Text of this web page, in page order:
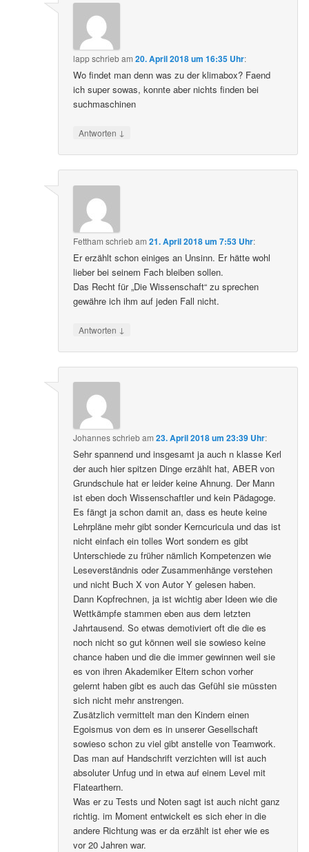
lappschriebam20. April 2018 um 16:35 Uhr:
Wo findet man denn was zu der klimabox? Faend
ich super sowas, konnte aber nichts finden bei
suchmaschinen
Antworten ↓
Fettham schriebam21. April 2018 um 7:53 Uhr:
Er erzählt schon einiges an Unsinn. Er hätte wohl
lieber bei seinem Fach bleiben sollen.
Das Recht für „Die Wissenschaft“ zu sprechen
gewähre ich ihm auf jeden Fall nicht.
Antworten ↓
Johannesschriebam23. April 2018 um 23:39 Uhr:
Sehr spannend und insgesamt ja auch n klasse Kerl
der auch hier spitzen Dinge erzählt hat, ABER von
Grundschule hat er leider keine Ahnung. Der Mann
ist eben doch Wissenschaftler und kein Pädagoge.
Es fängt ja schon damit an, dass es heute keine
Lehrpläne mehr gibt sonder Kerncuricula und das ist
nicht einfach ein tolles Wort sondern es gibt
Unterschiede zu früher nämlich Kompetenzen wie
Leseverständnis oder Zusammenhänge verstehen
und nicht Buch X von Autor Y gelesen haben.
Dann Kopfrechnen, ja ist wichtig aber Ideen wie die
Wettkämpfe stammen eben aus dem letzten
Jahrtausend. So etwas demotiviert oft die die es
noch nicht so gut können weil sie sowieso keine
chance haben und die die immer gewinnen weil sie
es von ihren Akademiker Eltern schon vorher
gelernt haben gibt es auch das Gefühl sie müssten
sich nicht mehr anstrengen.
Zusätzlich vermittelt man den Kindern einen
Egoismus von dem es in unserer Gesellschaft
sowieso schon zu viel gibt anstelle von Teamwork.
Das man auf Handschrift verzichten will ist auch
absoluter Unfug und in etwa auf einem Level mit
Flatearthern.
Was er zu Tests und Noten sagt ist auch nicht ganz
richtig. im Moment entwickelt es sich eher in die
andere Richtung was er da erzählt ist eher wie es
vor 20 Jahren war.